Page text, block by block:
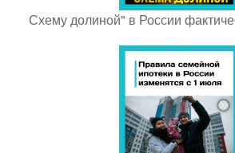
Схему долиной" в России